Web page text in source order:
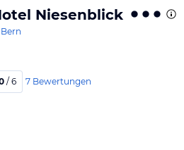
Niesenblick
/ 6 7 Bewertungen